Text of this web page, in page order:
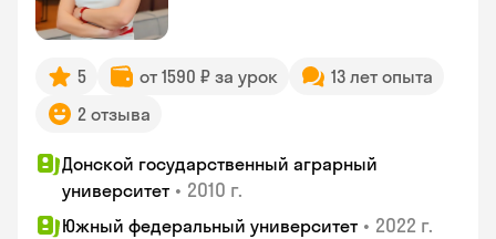
5 от 1590 ₽ за урок
13 лет опыта
2 отзыва
Донской государственный аграрный
университет • 2010 г.
Южный федеральный университет • 2022 г.